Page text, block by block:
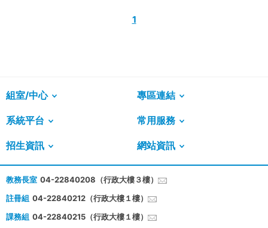
1
組室/中心 專區連結
系統平台 常用服務
招生資訊 網站資訊
教務長室 04-22840208（行政大樓３樓）
註冊組 04-22840212（行政大樓１樓）
課務組 04-22840215（行政大樓１樓）